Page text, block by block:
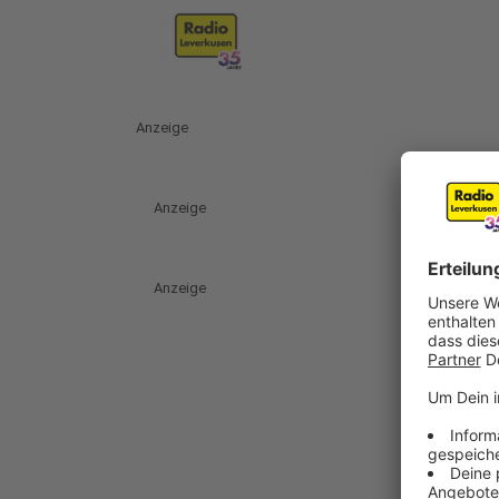
Anzeige
Anzeige
Anzeige